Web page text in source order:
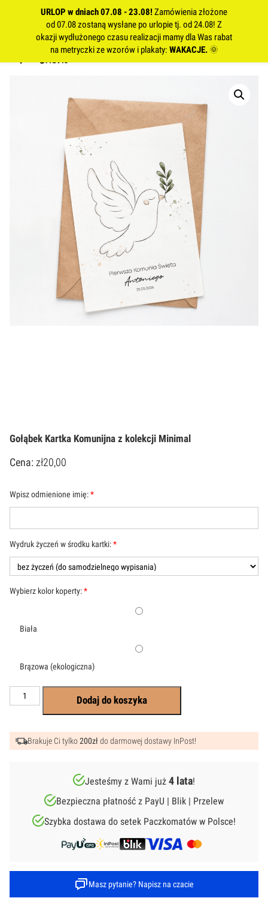
Gołąbek Kartka Komunijna z kolekcji Minimal
Cena: zł20,00
Wpisz odmienione imię:*
Wydruk życzeń w środku kartki:*
Wybierz kolor koperty:*
Biała
Brązowa (ekologiczna)
ilość
Gołąbek
z
kolekcji
Minimal
Dodaj do koszyka
Brakuje Ci tylko200zł do darmowej dostawy InPost!
Jesteśmy z Wami już 4 lata!
Bezpieczna płatność z PayU | Blik | Przelew
Szybka dostawa do setek Paczkomatów w Polsce!
Masz pytanie? Napisz na czacie
URLOP w dniach 07.08 - 23.08! Zamówienia złożone
od 07.08 zostaną wysłane po urlopie tj. od 24.08! Z
okazji wydłużonego czasu realizacji mamy dla Was rabat
na metryczki ze wzorów i plakaty: WAKACJE.🌞